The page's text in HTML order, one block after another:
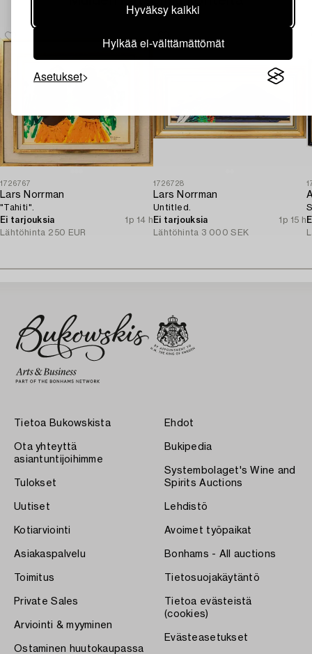
Hyväksy kaikki
Hylkää ei-välttämättömät
Asetukset
1726767
Lars Norrman
"Tahiti".
Ei tarjouksia
1p 14 h
Lähtöhinta 250 EUR
1726728
Lars Norrman
Untitled.
Ei tarjouksia
1p 15 h
Lähtöhinta 3 000 SEK
Tietoa Bukowskista
Ota yhteyttä
asiantuntijoihimme
Tulokset
Uutiset
Kotiarviointi
Asiakaspalvelu
Toimitus
Private Sales
Arviointi & myyminen
Ostaminen huutokaupassa
Ehdot
Bukipedia
Systembolaget's Wine and
Spirits Auctions
Lehdistö
Avoimet työpaikat
Bonhams - All auctions
Tietosuojakäytäntö
Tietoa evästeistä
(cookies)
Evästeasetukset